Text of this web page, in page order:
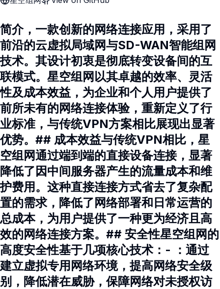
简介，一款创新的网络连接应用，采用了
前沿的云虚拟局域网与SD-WAN智能组网
技术。其设计初衷是彻底转变设备间的互
联模式。星空组网以其卓越的效率、灵活
性及成本效益，为企业和个人用户提供了
前所未有的网络连接体验，重新定义了行
业标准，与传统VPN方案相比展现出显著
优势。## 成本效益与传统VPN相比，星
空组网通过端到端的直接设备连接，显著
降低了因中间服务器产生的流量成本和维
护费用。这种直接连接方式省去了复杂配
置的需求，降低了网络部署和日常运营的
总成本，为用户提供了一种更为经济且高
效的网络连接方案。## 安全性星空组网的
高度安全性基于几项核心技术：- ：通过
建立虚拟专用网络环境，提高网络安全级
别，降低潜在威胁，保障网络对未授权访